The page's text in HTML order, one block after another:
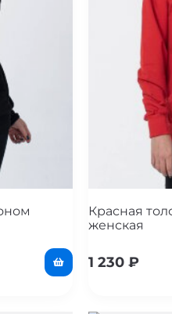
Красная
женская
1 230 ₽